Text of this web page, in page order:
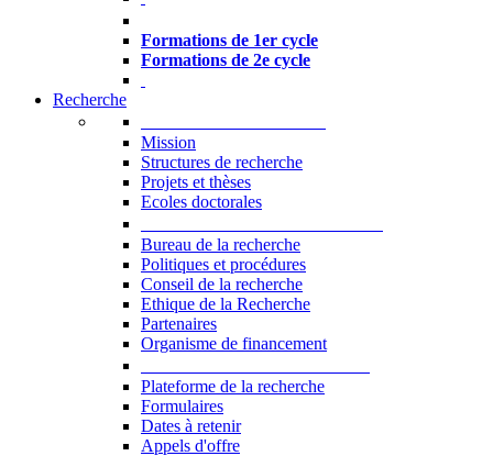
Formations de 1er cycle
Formations de 2e cycle
Recherche
Mission
Structures de recherche
Projets et thèses
Ecoles doctorales
Bureau de la recherche
Politiques et procédures
Conseil de la recherche
Ethique de la Recherche
Partenaires
Organisme de financement
Plateforme de la recherche
Formulaires
Dates à retenir
Appels d'offre